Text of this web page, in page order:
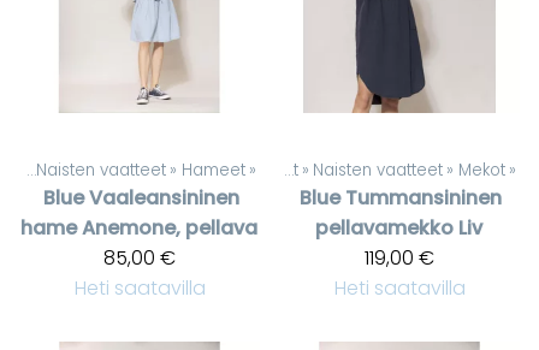
‪» Naisten vaatteet ‪» Hameet ‪»
BlueVaaleansininen
hame Anemone, pellava
85,00 €
Heti saatavilla
Tuotteet ‪» Naisten vaatteet ‪» Mekot ‪»
Blue Tummansininen
pellavamekko Liv
119,00 €
Heti saatavilla